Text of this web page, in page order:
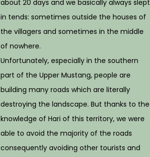
about 20 days and we basically always slept
in tends: sometimes outside the houses of
the villagers and sometimes in the middle
of nowhere.
Unfortunately, especially in the southern
part of the Upper Mustang, people are
building many roads which are literally
destroying the landscape. But thanks to the
knowledge of Hari of this territory, we were
able to avoid the majority of the roads
consequently avoiding other tourists and